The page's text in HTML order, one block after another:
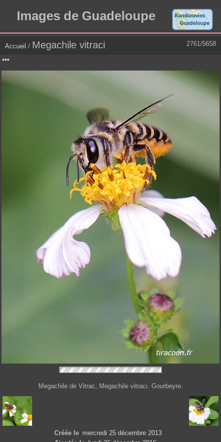
Images de Guadeloupe
2761/5658
Accueil / Megachile vitraci
Megachile de Vitrac, Megachile vitraci. Gourbeyre.
Créée le mercredi 25 décembre 2013